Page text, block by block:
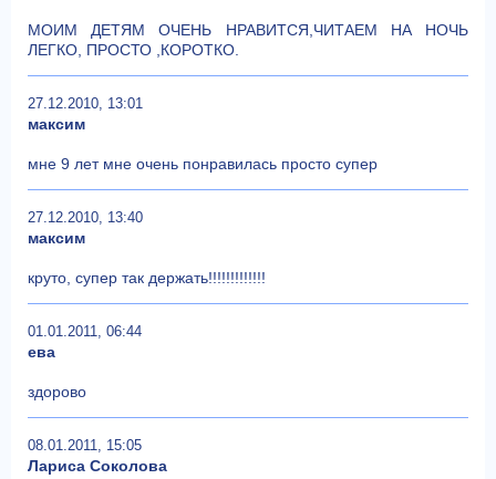
МОИМ ДЕТЯМ ОЧЕНЬ НРАВИТСЯ,ЧИТАЕМ НА НОЧЬ
ЛЕГКО, ПРОСТО ,КОРОТКО.
27.12.2010, 13:01
максим
мне 9 лет мне очень понравилась просто супер
27.12.2010, 13:40
максим
круто, супер так держать!!!!!!!!!!!!!
01.01.2011, 06:44
ева
здорово
08.01.2011, 15:05
Лариса Соколова